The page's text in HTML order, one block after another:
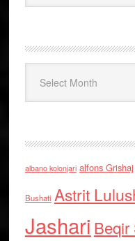
albano kolonjari alfons Grishaj
Bushati Astrit
Jashari Beqir